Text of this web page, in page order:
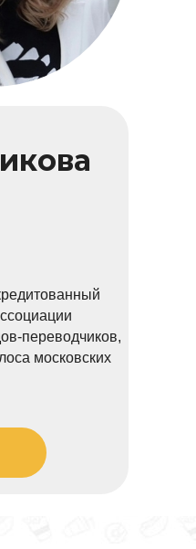
переводчиков,
московских